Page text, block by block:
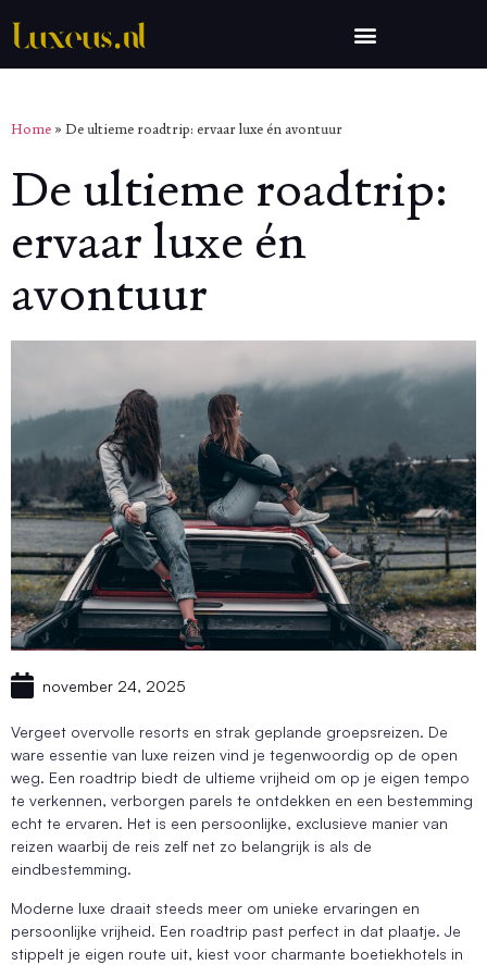
Home » De ultieme roadtrip: ervaar luxe én avontuur
De ultieme roadtrip:
ervaar luxe én
avontuur
november 24, 2025
Vergeet overvolle resorts en strak geplande groepsreizen. De
ware essentie van luxe reizen vind je tegenwoordig op de open
weg. Een roadtrip biedt de ultieme vrijheid om op je eigen tempo
te verkennen, verborgen parels te ontdekken en een bestemming
echt te ervaren. Het is een persoonlijke, exclusieve manier van
reizen waarbij de reis zelf net zo belangrijk is als de
eindbestemming.
Moderne luxe draait steeds meer om unieke ervaringen en
persoonlijke vrijheid. Een roadtrip past perfect in dat plaatje. Je
stippelt je eigen route uit, kiest voor charmante boetiekhotels in